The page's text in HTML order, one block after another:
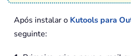
Após instalar o Kutools para
seguinte: